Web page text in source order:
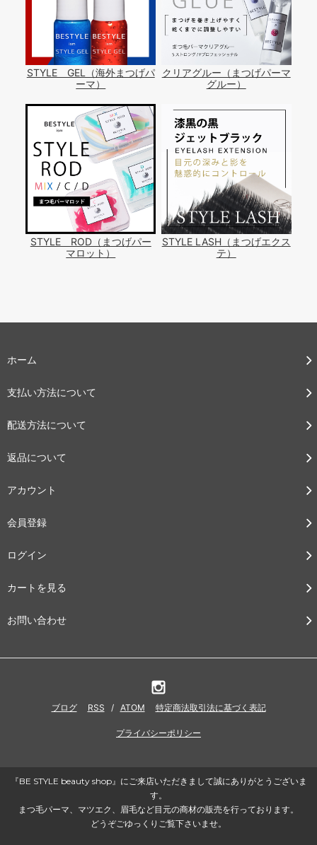
STYLE GEL（海外まつげパ
ーマ）
クリアグルー（まつげパーマ
グルー）
STYLE ROD（まつげパー
マロット）
STYLE LASH（まつげエクス
テ）
ホーム
支払い方法について
配送方法について
返品について
アカウント
会員登録
ログイン
カートを見る
お問い合わせ
ブログ RSS / ATOM 特定商法取引法に基づく表記
プライバシーポリシー
『BE STYLE beauty shop』にご来店いただきまして誠にありがとうございま
す。
まつ毛パーマ、マツエク、眉毛など目元の商材の販売を行っております。
どうぞごゆっくりご覧下さいませ。